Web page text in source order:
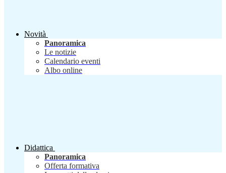
Novità
Panoramica
Le notizie
Calendario eventi
Albo online
Didattica
Panoramica
Offerta formativa